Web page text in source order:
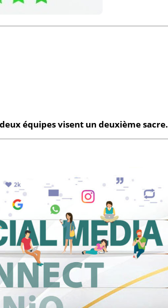
équipes visent un deuxième sacre.